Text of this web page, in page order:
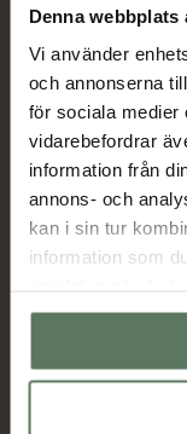
Denna webbplats
Vi använder
och annonserna
för sociala medier
vidarebefordrar
information från
annons- och
kan i sin tur
information som
Herr
Jag har tagit del
uppgifterna som
godkänner